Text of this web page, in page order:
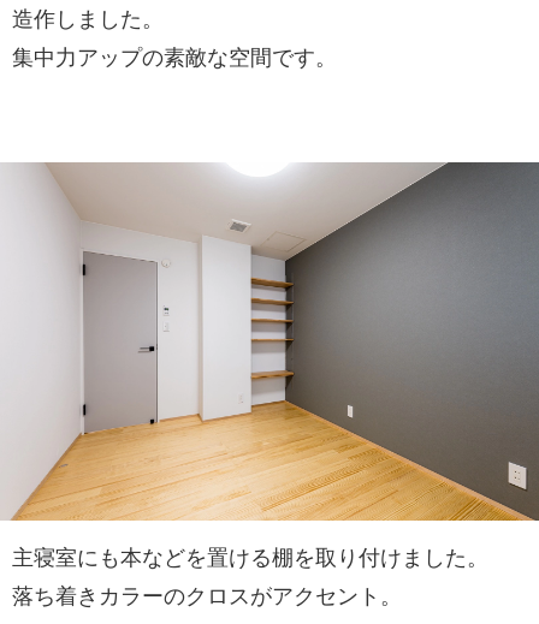
造作しました。
集中力アップの素敵な空間です。
主寝室にも本などを置ける棚を取り付けました。
落ち着きカラーのクロスがアクセント。